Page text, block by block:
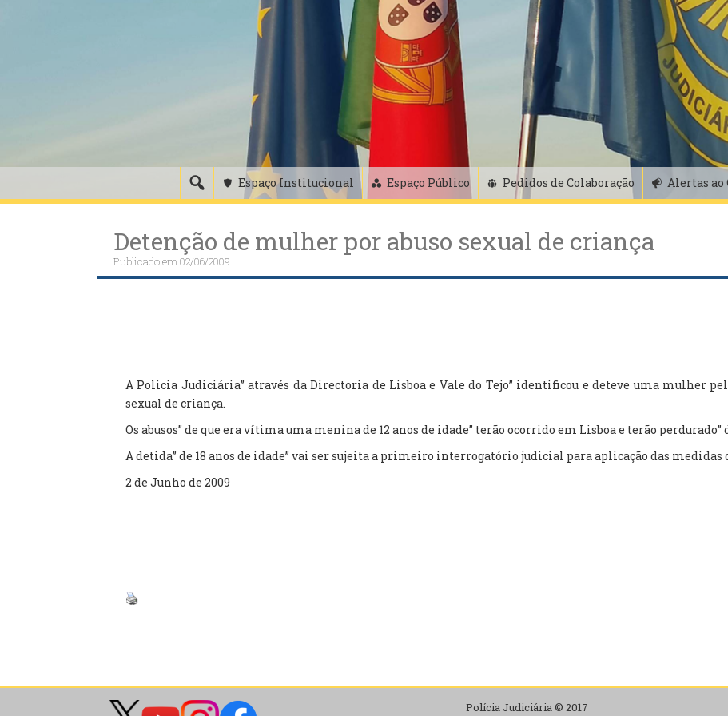
Espaço Institucional Espaço Público Pedidos de Colaboração Alertas ao
Detenção de mulher por abuso sexual de criança
Publicado em02/06/2009
A Policia Judiciária” através da Directoria de Lisboa e Vale do Tejo” identificou e deteve uma mulher
sexual de criança.
Os abusos” de que era vítima uma menina de 12 anos de idade” terão ocorrido em Lisboa e terão
A detida” de 18 anos de idade” vai ser sujeita a primeiro interrogatório judicial para aplicação das medidas
2 de Junho de 2009
Polícia Judiciária © 2017